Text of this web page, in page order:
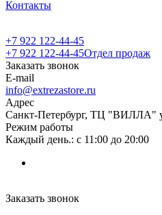
Контакты
+7 922 122-44-45
+7 922 122-44-45Отдел продаж
Заказать звонок
E-mail
info@extrezastore.ru
Адрес
Санкт-Петербург, ТЦ "ВИЛЛА"
Режим работы
Каждый день.: с 11:00 до 20:00
Заказать звонок